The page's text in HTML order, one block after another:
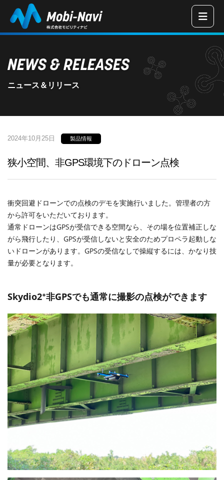
三重県津市
NEWS & RELEASES
ニュース＆リリース
2024年10月25日 製品情報
狭小空間、非GPS環境下のドローン点検
衝突回避ドローンでの点検のデモを実施行いました。管理者の方
から許可をいただいております。
通常ドローンはGPSが受信できる空間なら、その場を位置補正しな
がら飛行したり、GPSが受信しないと安全のためプロペラ起動しな
いドローンがあります。GPSの受信なしで操縦するには、かなり技
量が必要となります。
Skydio2⁺非GPSでも通常に撮影の点検ができます